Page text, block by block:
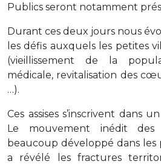
Publics seront notamment
Durant ces deux jours nous
les défis auxquels les petites
(vieillissement de la
médicale, revitalisation des
…).
Ces assises s’inscrivent dans
Le mouvement inédit des
beaucoup développé dans
a révélé les fractures